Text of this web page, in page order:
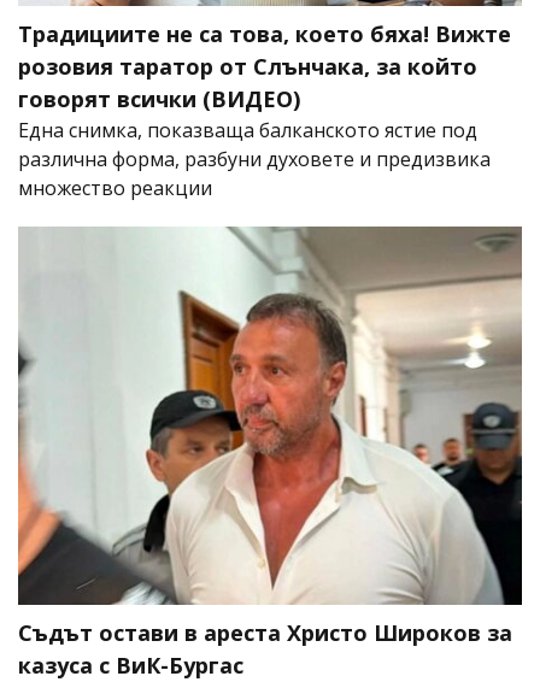
Традициите не са това, което бяха! Вижте
розовия таратор от Слънчака, за който
говорят всички (ВИДЕО)
Една снимка, показваща балканското ястие под
различна форма, разбуни духовете и предизвика
множество реакции
Съдът остави в ареста Христо Широков за
казуса с ВиК-Бургас